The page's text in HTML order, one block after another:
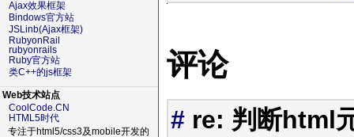
Ajax效果框架
Bindows官方站
JSLinb(Ajax框架)
RubyonRail
rubyonrails
Ruby官方站
类C++的js框架
Web技术站点
CoolCode.CN
HTML5时代
专注于html5/css3及mobile开发的
评论
# re: 判断html